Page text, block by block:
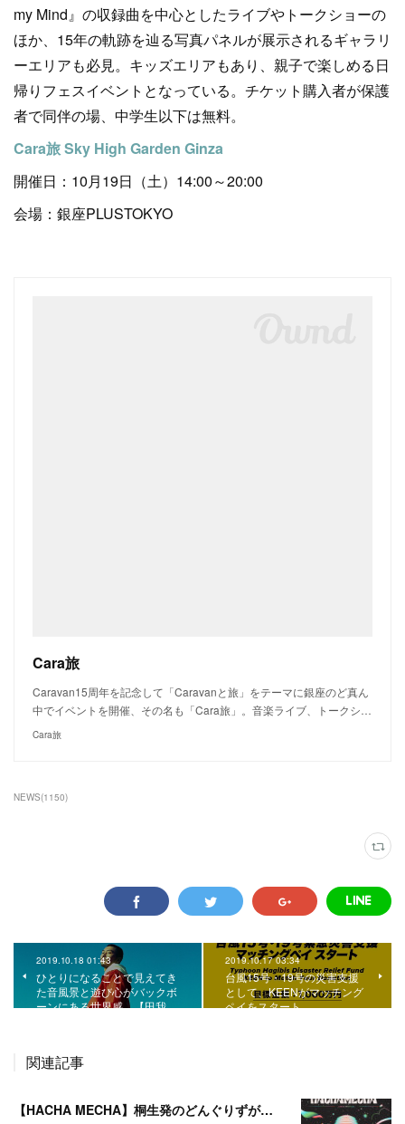
my Mind』の収録曲を中心としたライブやトークショーの
ほか、15年の軌跡を辿る写真パネルが展示されるギャラリ
ーエリアも必見。キッズエリアもあり、親子で楽しめる日
帰りフェスイベントとなっている。チケット購入者が保護
者で同伴の場、中学生以下は無料。
Cara旅 Sky High Garden Ginza
開催日：10月19日（土）14:00～20:00
会場：銀座PLUSTOKYO
Cara旅
Caravan15周年を記念して「Caravanと旅」をテーマに銀座のど真ん
中でイベントを開催、その名も「Cara旅」。音楽ライブ、トークシ…
Cara旅
NEWS(1150)
2019.10.18 01:43
ひとりになることで見えてき
た音風景と遊び心がバックボ
ーンにある世界感。【田我…
2019.10.17 03:34
台風15号・19号の災害支援
として、KEENがマッチング
ペイをスタート。
関連記事
【HACHA MECHA】桐生発のどんぐりずが桐生をハチャメチャに彩る。